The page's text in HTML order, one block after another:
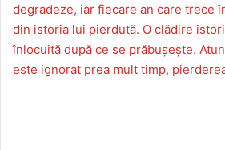
degradeze, iar fiecare an care trece
din istoria lui pierdută. O clădire
înlocuită după ce se prăbușește.
este ignorat prea mult timp,